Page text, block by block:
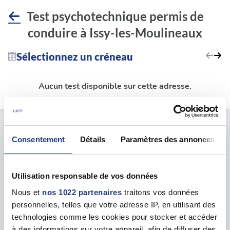
Consentement Détails Paramètres des annonces
Utilisation responsable de vos données
Nous et nos 1022 partenaires traitons vos données
personnelles, telles que votre adresse IP, en utilisant des
technologies comme les cookies pour stocker et accéder
Test psychotechnique permis de
conduire à Issy-les-Moulineaux
Lieu du test psychotechnique
immeuble Emergence, 92130 Issy-les-Moulineaux
Sélectionnez un créneau
Aucun test disponible sur cette adresse.